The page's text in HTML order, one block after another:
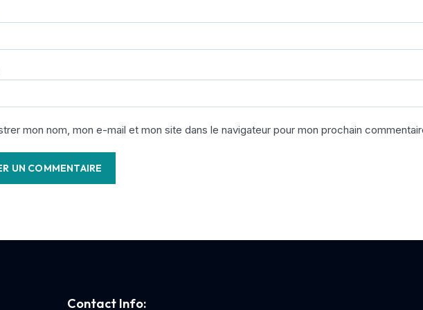
mon nom, mon e-mail et mon site dans le navigateur pour mon prochain
Contact Info: